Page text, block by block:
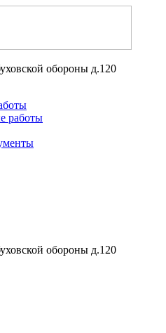
обороны д.120
работы
обороны д.120